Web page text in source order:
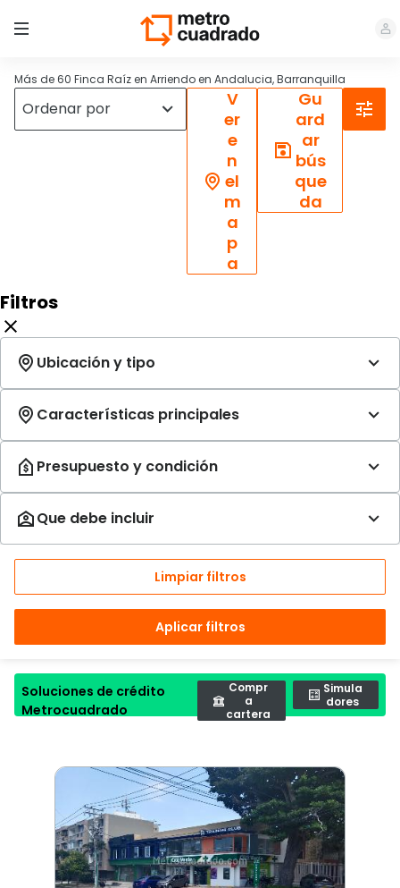
Más de 60 Finca Raíz en Arriendo en Andalucia, Barranquilla
V
er
e
n
el
m
a
p
a
Gu
ard
ar
bús
que
da
Filtros
Limpiar filtros
Aplicar filtros
Soluciones de crédito
Metrocuadrado
Compr
a
cartera
Simula
dores